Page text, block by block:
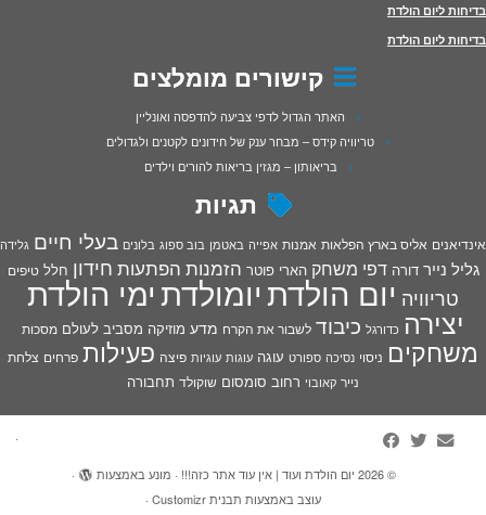
בדיחות ליום הולדת
בדיחות ליום הולדת
קישורים מומלצים
האתר הגדול לדפי צביעה להדפסה ואונליין
טריוויה קידס – מבחר ענק של חידונים לקטנים ולגדולים
בריאותון – מגזין בריאות להורים וילדים
תגיות
אינדיאנים אליס בארץ הפלאות אמנות אפייה באטמן בוב ספוג בלונים בעלי חיים גלידה
גליל נייר דורה דפי משחק הארי פוטר הזמנות הפתעות חידון חלל טיפים
טריוויה יום הולדתיומולדתימי הולדת
יצירה כדורגל כיבוד לשבור את הקרח מדע מוזיקה מסביב לעולם מסכות
משחקים ניסוי נסיכה ספורט עוגה עוגות עוגיות פיצה פעילות פרחים צלחת
נייר קאובוי רחוב סומסום שוקולד תחבורה
·
© 2026 יום הולדת ועוד | אין עוד אתר כזה!!! · מונע באמצעות
·
עוצב באמצעות תבנית Customizr ·